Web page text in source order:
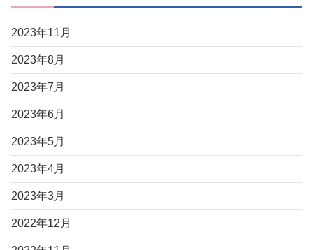
2023年11月
2023年8月
2023年7月
2023年6月
2023年5月
2023年4月
2023年3月
2022年12月